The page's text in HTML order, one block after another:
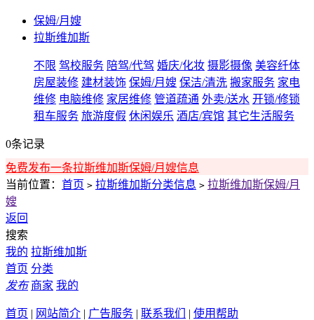
保姆/月嫂
拉斯维加斯
不限 驾校服务 陪驾/代驾 婚庆/化妆 摄影摄像 美容纤体
房屋装修 建材装饰 保姆/月嫂 保洁/清洗 搬家服务 家电
维修 电脑维修 家居维修 管道疏通 外卖/送水 开锁/修锁
租车服务 旅游度假 休闲娱乐 酒店/宾馆 其它生活服务
0条记录
免费发布一条拉斯维加斯保姆/月嫂信息
当前位置： 首页 > 拉斯维加斯分类信息 > 拉斯维加斯保姆/月
嫂
返回
搜索
我的 拉斯维加斯
首页 分类
发布 商家 我的
首页 | 网站简介 | 广告服务 | 联系我们 | 使用帮助